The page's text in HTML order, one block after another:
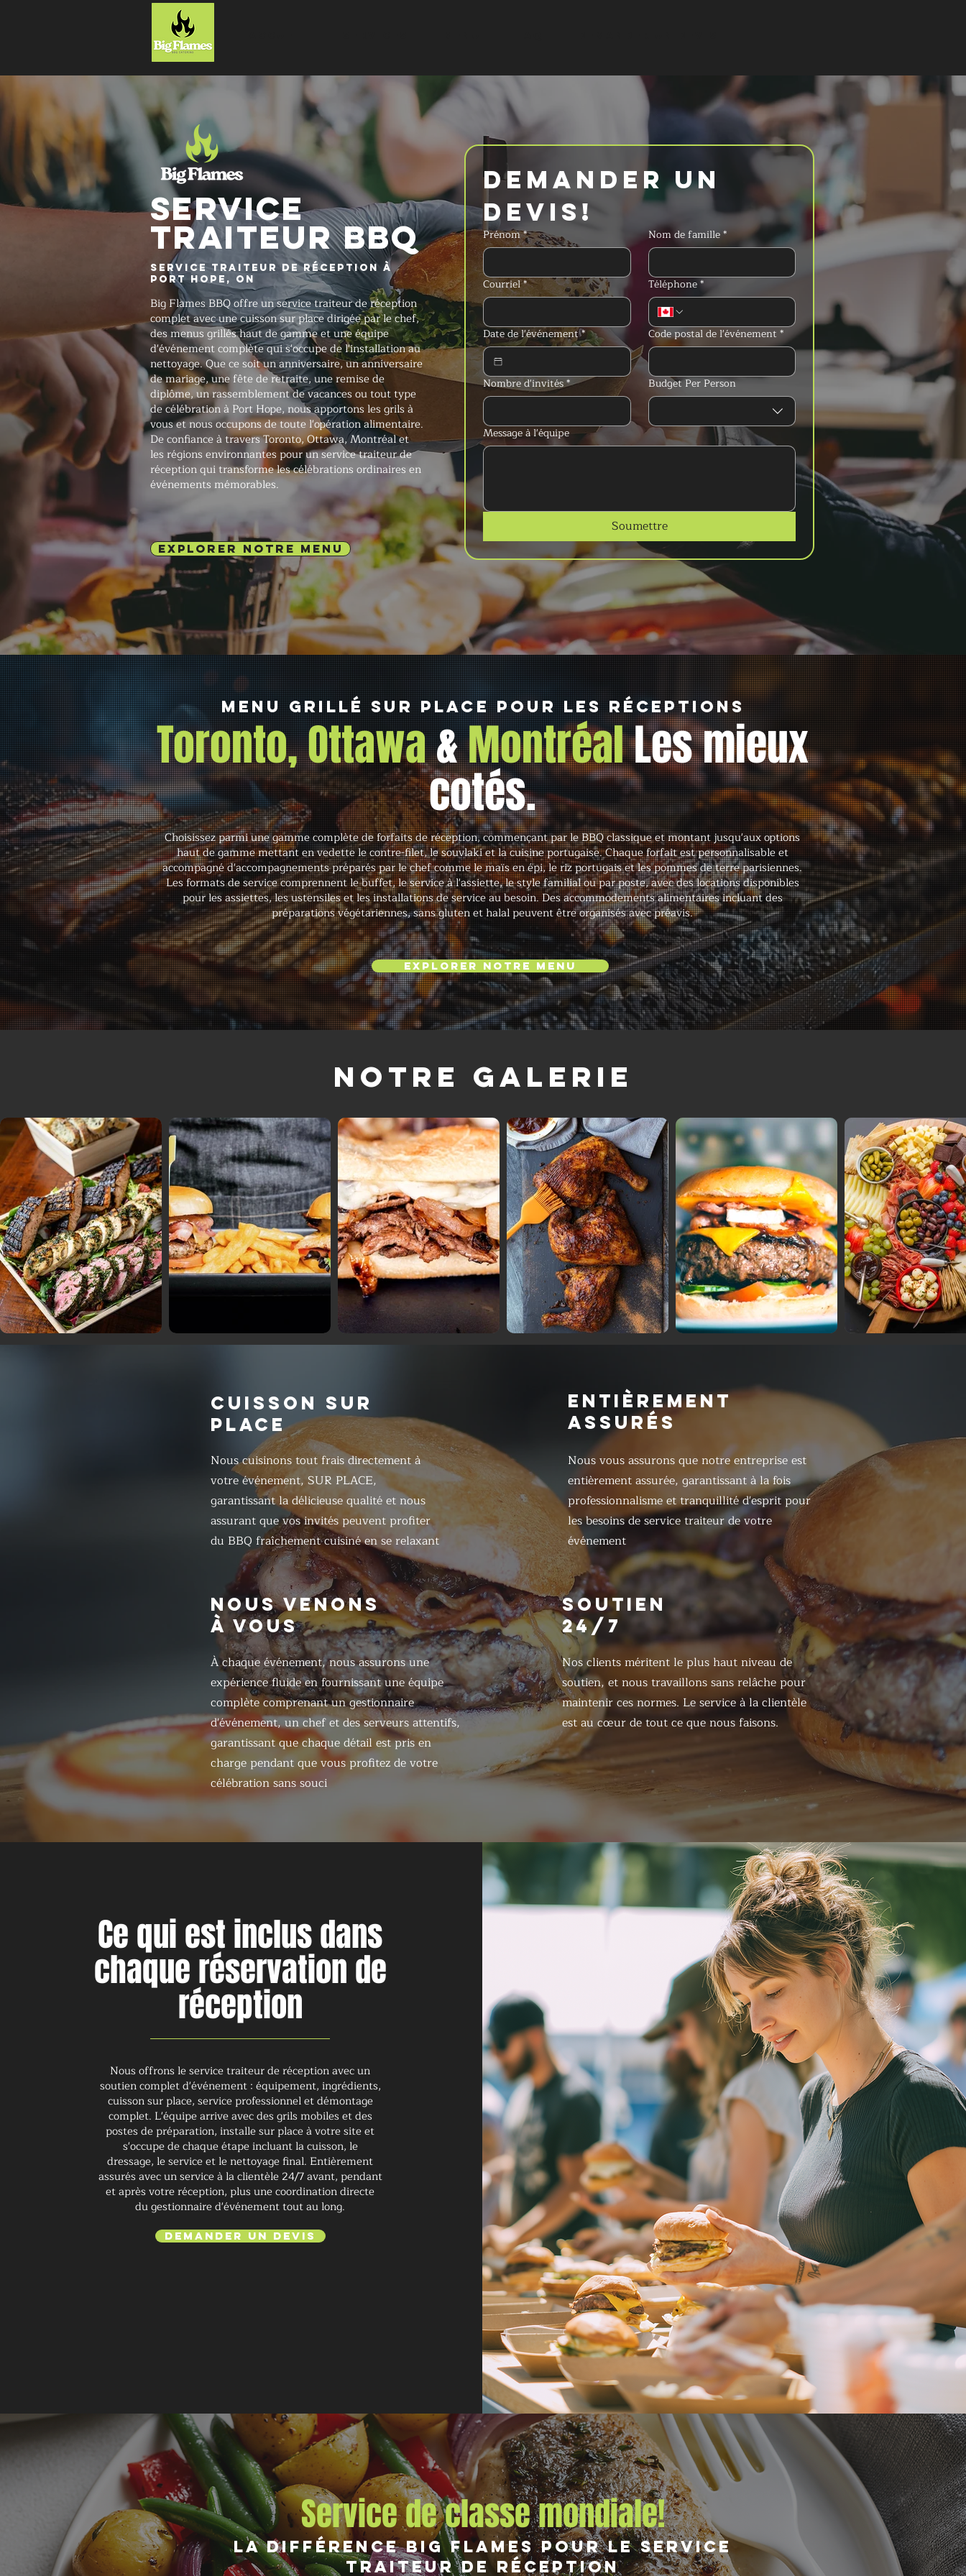
SERVICE
TRAITEUR BBQ
Service traiteur de réception à
Port Hope, ON
Big Flames BBQ offre un service traiteur de réception
complet avec une cuisson sur place dirigée par le chef,
des menus grillés haut de gamme et une équipe
d'événement complète qui s'occupe de l'installation au
nettoyage. Que ce soit un anniversaire, un anniversaire
de mariage, une fête de retraite, une remise de
diplôme, un rassemblement de vacances ou tout type
de célébration à Port Hope, nous apportons les grils à
vous et nous occupons de toute l'opération alimentaire.
De confiance à travers Toronto, Ottawa, Montréal et
les régions environnantes pour un service traiteur de
réception qui transforme les célébrations ordinaires en
événements mémorables.
EXPLORER NOTRE MENU
Demander un
devis!
Prénom* Nom de famille*
Courriel* Téléphone*
Date de l'événement* Code postal de l'événement *
Nombre d'invités* Budget Per Person
Message à l'équipe
Soumettre
Menu grillé sur place pour les réceptions
Toronto, Ottawa&MontréalLes mieux
cotés.
Choisissez parmi une gamme complète de forfaits de réception, commençant par le BBQ classique et montant jusqu'aux options
haut de gamme mettant en vedette le contre-filet, le souvlaki et la cuisine portugaise. Chaque forfait est personnalisable et
accompagné d'accompagnements préparés par le chef comme le maïs en épi, le riz portugais et les pommes de terre parisiennes.
Les formats de service comprennent le buffet, le service à l'assiette, le style familial ou par poste, avec des locations disponibles
pour les assiettes, les ustensiles et les installations de service au besoin. Des accommodements alimentaires incluant des
préparations végétariennes, sans gluten et halal peuvent être organisés avec préavis.
Explorer notre menu
Notre galerie
CUISSON SUR
PLACE
Nous cuisinons tout frais directement à
votre événement, SUR PLACE,
garantissant la délicieuse qualité et nous
assurant que vos invités peuvent profiter
du BBQ fraîchement cuisiné en se relaxant
ENTIÈREMENT
ASSURÉS
Nous vous assurons que notre entreprise est
entièrement assurée, garantissant à la fois
professionnalisme et tranquillité d'esprit pour
les besoins de service traiteur de votre
événement
NOUS VENONS
À VOUS
À chaque événement, nous assurons une
expérience fluide en fournissant une équipe
complète comprenant un gestionnaire
d'événement, un chef et des serveurs attentifs,
garantissant que chaque détail est pris en
charge pendant que vous profitez de votre
célébration sans souci
SOUTIEN
24/7
Nos clients méritent le plus haut niveau de
soutien, et nous travaillons sans relâche pour
maintenir ces normes. Le service à la clientèle
est au cœur de tout ce que nous faisons.
Ce qui est inclus dans
chaque réservation de
réception
Nous offrons le service traiteur de réception avec un
soutien complet d'événement : équipement, ingrédients,
cuisson sur place, service professionnel et démontage
complet. L'équipe arrive avec des grils mobiles et des
postes de préparation, installe sur place à votre site et
s'occupe de chaque étape incluant la cuisson, le
dressage, le service et le nettoyage final. Entièrement
assurés avec un service à la clientèle 24/7 avant, pendant
et après votre réception, plus une coordination directe
du gestionnaire d'événement tout au long.
Demander un devis
Service de classe mondiale!
La différence Big Flames pour le service
traiteur de réception